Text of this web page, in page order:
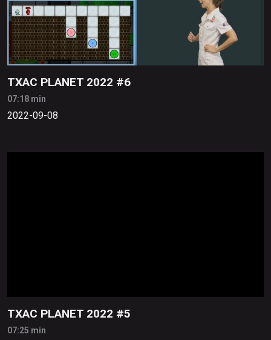
TXAC PLANET 2022 #6
07:18 min
2022-09-08
TXAC PLANET 2022 #5
07:25 min